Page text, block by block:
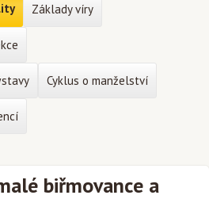
biřmovance a
Základy víry
Cyklus o manželství